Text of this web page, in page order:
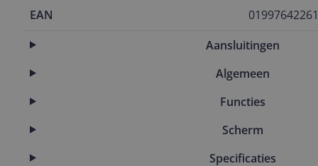
EAN
Aansluitingen
Algemeen
Functies
Scherm
Specificaties